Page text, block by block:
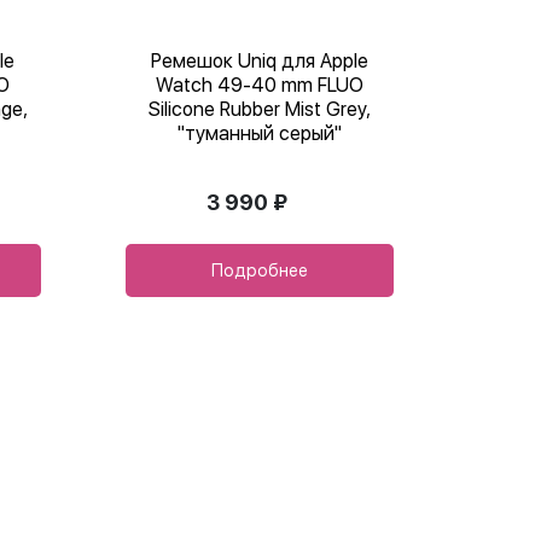
Ремешок Uniq для Apple
Watch 49-40 mm FLUO
Silicone Rubber Mist Grey,
"туманный серый"
3 990 ₽
Подробнее